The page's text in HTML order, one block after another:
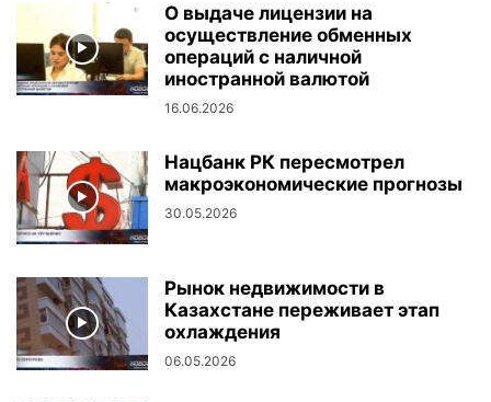
О выдаче лицензии на
осуществление обменных
операций с наличной
иностранной валютой
16.06.2026
Нацбанк РК пересмотрел
макроэкономические прогнозы
30.05.2026
Рынок недвижимости в
Казахстане переживает этап
охлаждения
06.05.2026